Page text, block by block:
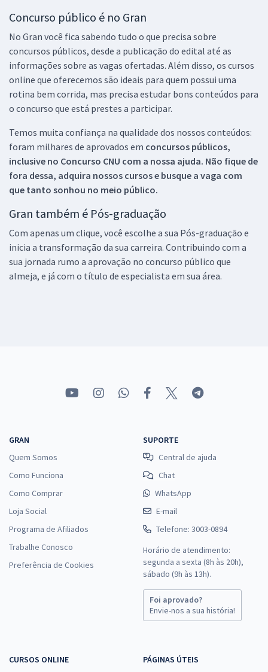
Concurso público é no Gran
No Gran você fica sabendo tudo o que precisa sobre
concursos públicos, desde a publicação do edital até as
informações sobre as vagas ofertadas. Além disso, os cursos
online que oferecemos são ideais para quem possui uma
rotina bem corrida, mas precisa estudar bons conteúdos para
o concurso que está prestes a participar.
Temos muita confiança na qualidade dos nossos conteúdos:
foram milhares de aprovados em concursos públicos,
inclusive no Concurso CNU com a nossa ajuda. Não fique de
fora dessa, adquira nossos cursos e busque a vaga com
que tanto sonhou no meio público.
Gran também é Pós-graduação
Com apenas um clique, você escolhe a sua Pós-graduação e
inicia a transformação da sua carreira. Contribuindo com a
sua jornada rumo a aprovação no concurso público que
almeja, e já com o título de especialista em sua área.
GRAN
Quem Somos
Como Funciona
Como Comprar
Loja Social
Programa de Afiliados
Trabalhe Conosco
Preferência de Cookies
SUPORTE
Central de ajuda
Chat
WhatsApp
E-mail
Telefone: 3003-0894
Horário de atendimento:
segunda a sexta (8h às 20h),
sábado (9h às 13h).
Foi aprovado?
Envie-nos a sua história!
CURSOS ONLINE
PÁGINAS ÚTEIS